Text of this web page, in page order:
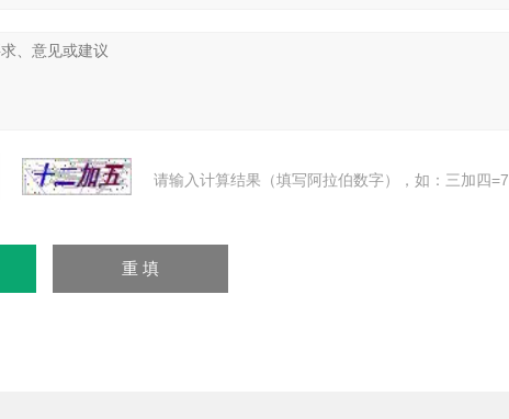
请输入计算结果（填写阿拉伯数字），如：三加四=7